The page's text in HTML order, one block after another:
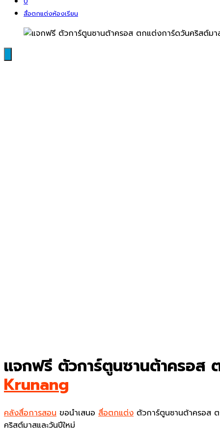
สื่อตกแต่งห้องเรียน
แจกฟรี ตัวการ์ตูนซานต้าครอส
Krunang
คลังสื่อการสอน ขอนำเสนอ สื่อตกแต่ง ตัวการ์ตูนซานต้าครอส
คริสต์มาสและวันปีใหม่